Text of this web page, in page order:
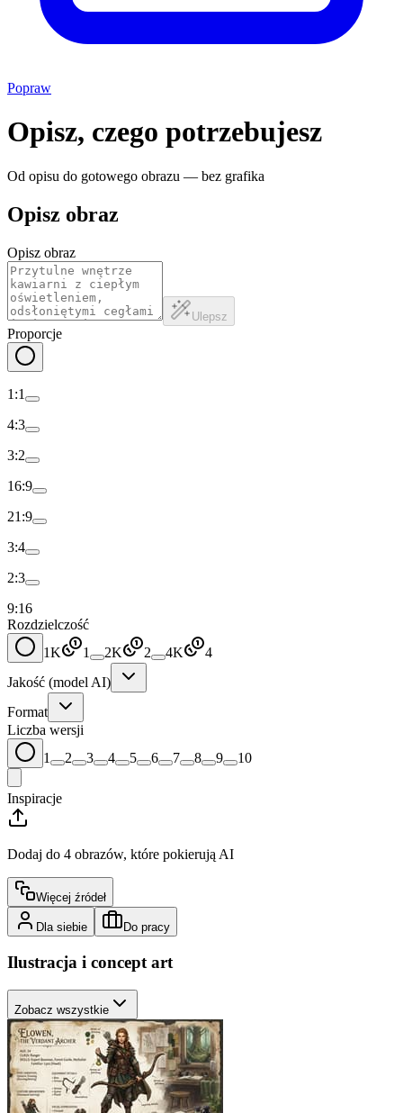
Popraw
Opisz, czego potrzebujesz
Od opisu do gotowego obrazu — bez grafika
Opisz obraz
Opisz obraz
Ulepsz
Proporcje
1:1
4:3
3:2
16:9
21:9
3:4
2:3
9:16
Rozdzielczość
1K
1 2K 2 4K
4
Jakość (model AI)
Format
Liczba wersji
1
2 3 4 5 6 7 8 9 10
Inspiracje
Dodaj do 4 obrazów, które pokierują AI
Więcej źródeł
Dla siebie Do pracy
Ilustracja i concept art
Zobacz wszystkie